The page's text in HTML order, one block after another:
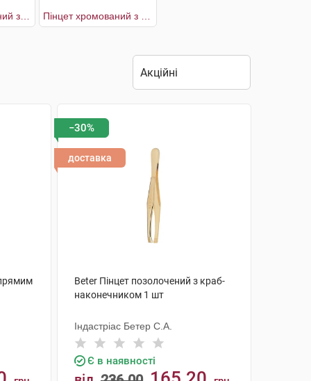
−30%
доставка
Beter Пінцет позолочений з краб-
наконечником 1 шт
Індастріас Бетер С.А.
Є в наявності